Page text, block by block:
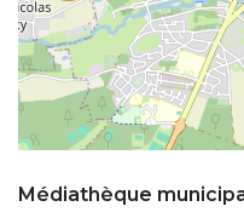
Médiathèque